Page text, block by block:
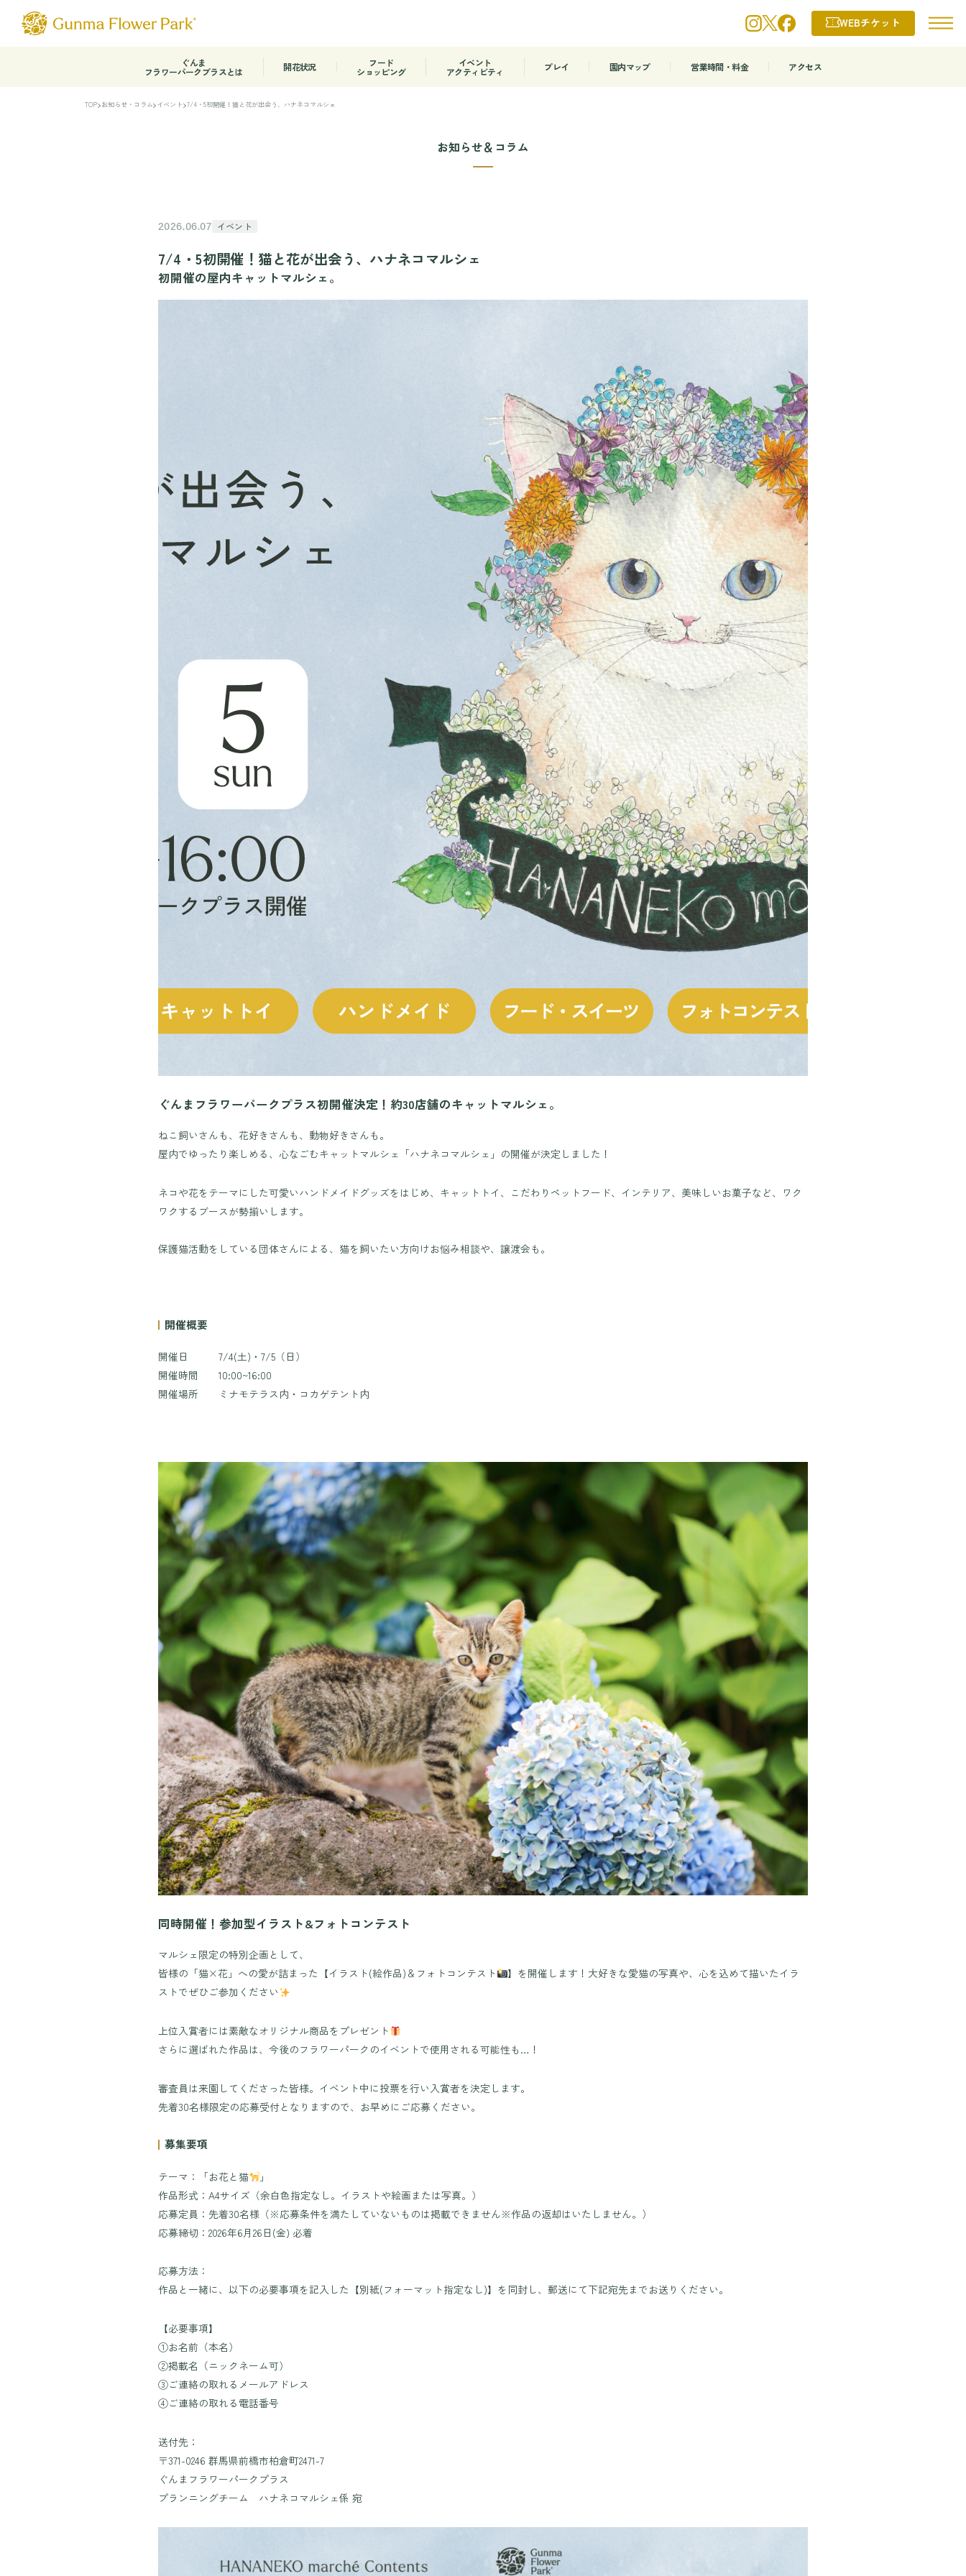
WEBチケット
ぐんまフラワーパークプラスとは
Nature Positiveについて
開花状況
開花情報
季節の花
年間カレンダー
花図鑑
フード・ショッピング
MINAMO RESTAURANT
FLOWER HALL CAFE
TEIEN茶房
MINAMO DELI CAFE / HARAPPA CAFE
MINAMO MARKET / HANA SHOP
イベント・アクティビティ
プレイ
営業時間・料金
団体入園
アクセス
お知らせ・コラム
採用情報
よくある質問
お問い合わせ
WEBチケット
観光情報運営会社情報プライバシーポリシー 〒371-0246 群⾺県前橋市柏倉町2471-7
tel. 027-283-8189
ぐんま
フラワーパークプラスとは 開花状況 フード
ショッピング
イベント
アクティビティ プレイ 園内マップ 営業時間・料金 アクセス
TOP お知らせ・コラム イベント 7/4・5初開催！猫と花が出会う、ハナネコマルシェ
お知らせ＆コラム
2026.06.07 イベント
7/4・5初開催！猫と花が出会う、ハナネコマルシェ
初開催の屋内キャットマルシェ。
ぐんまフラワーパークプラス初開催決定！約30店舗のキャットマルシェ。
ねこ飼いさんも、花好きさんも、動物好きさんも。
屋内でゆったり楽しめる、心なごむキャットマルシェ「ハナネコマルシェ」の開催が決定しました！
ネコや花をテーマにした可愛いハンドメイドグッズをはじめ、キャットトイ、こだわりペットフード、インテリア、美味しいお菓子など、ワク
ワクするブースが勢揃いします。
保護猫活動をしている団体さんによる、猫を飼いたい方向けお悩み相談や、譲渡会も。
開催概要
開催日 7/4(土)・7/5（日）
開催時間 10:00~16:00
開催場所 ミナモテラス内・コカゲテント内
同時開催！参加型イラスト&フォトコンテスト
マルシェ限定の特別企画として、
皆様の「猫×花」への愛が詰まった【イラスト(絵作品)＆フォトコンテスト
】を開催します！大好きな愛猫の写真や、心を込めて描いたイラ
ストでぜひご参加ください
上位入賞者には素敵なオリジナル商品をプレゼント
さらに選ばれた作品は、今後のフラワーパークのイベントで使用される可能性も…！
審査員は来園してくださった皆様。イベント中に投票を行い入賞者を決定します。
先着30名様限定の応募受付となりますので、お早めにご応募ください。
募集要項
テーマ：「お花と猫
」
作品形式：A4サイズ（余白色指定なし。イラストや絵画または写真。）
応募定員：先着30名様（※応募条件を満たしていないものは掲載できません※作品の返却はいたしません。）
応募締切：2026年6月26日(金) 必着
応募方法：
作品と一緒に、以下の必要事項を記入した【別紙(フォーマット指定なし)】を同封し、郵送にて下記宛先までお送りください。
【必要事項】
①お名前（本名）
②掲載名（ニックネーム可）
③ご連絡の取れるメールアドレス
④ご連絡の取れる電話番号
送付先：
〒371-0246 群馬県前橋市柏倉町2471-7
ぐんまフラワーパークプラス
プランニングチーム ハナネコマルシェ係 宛